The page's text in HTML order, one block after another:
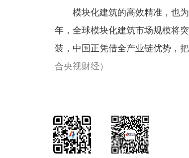
模块化建筑的高效精准，也
年，全球模块化建筑市场规模将突
装，中国正凭借全产业链优势，
合央视财经）